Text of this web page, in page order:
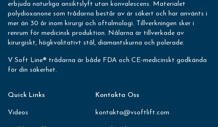
erbjuda naturliga ansiktslyft utan konvalescens. Materialet
polydioxanone som trådarna består av är säkert och har använts i
mer än 30 år inom kirurgi och oftalmologi. Tillverkningen sker i
renrum för medicinsk produktion. Nålarna är tillverkade av
kirurgiskt, högkvalitativt stål, diamantskurna och polerade.
V Soft Line® trådarna är både FDA och CE-medicinskt godkända
för din säkerhet.
Quick Links
Videos
Kontakta Oss
kontakta@vsoftlift.com